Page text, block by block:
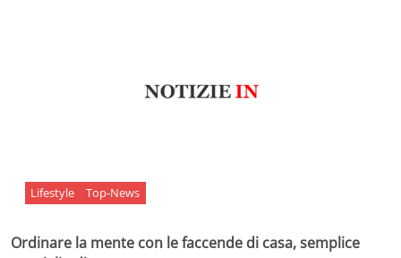
Lifestyle Top-News
Ordinare la mente con le faccende di casa, semplice